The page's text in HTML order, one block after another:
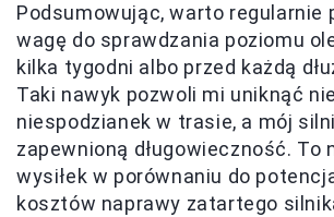
Podsumowując, warto regularnie
wagę do sprawdzania poziomu
kilka tygodni albo przed każdą
Taki nawyk pozwoli mi uniknąć
niespodzianek w trasie, a mój
zapewnioną długowieczność. To
wysiłek w porównaniu do
kosztów naprawy zatartego